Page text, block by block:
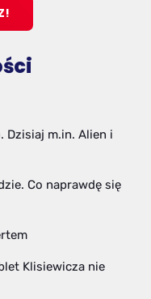
Dzisiaj m.in. Alien i
Co naprawdę się
Klisiewicza nie